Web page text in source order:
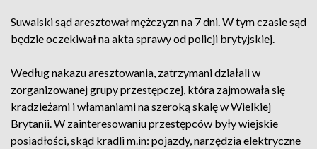
Suwalski sąd aresztował mężczyzn na 7 dni. W tym czasie sąd
będzie oczekiwał na akta sprawy od policji brytyjskiej.
Według nakazu aresztowania, zatrzymani działali w
zorganizowanej grupy przestępczej, która zajmowała się
kradzieżami i włamaniami na szeroką skalę w Wielkiej
Brytanii. W zainteresowaniu przestępców były wiejskie
posiadłości, skąd kradli m.in: pojazdy, narzędzia elektryczne